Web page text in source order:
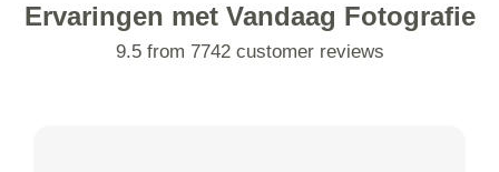
Ervaringen met Vandaag Fotografie
9.5 from 7742 customer reviews